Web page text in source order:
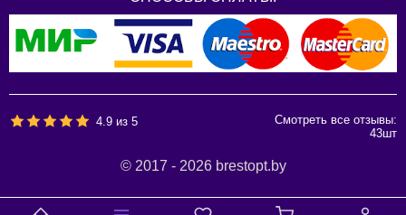
4.9 из5
Смотреть все отзывы:
43шт
© 2017 - 2026 brestopt.by